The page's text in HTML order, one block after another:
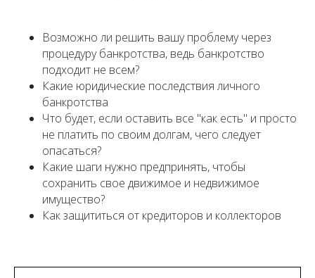
Возможно ли решить вашу проблему через
процедуру банкротства, ведь банкротство
подходит не всем?
Какие юридические последствия личного
банкротства
Что будет, если оставить все "как есть" и просто
не платить по своим долгам, чего следует
опасаться?
Какие шаги нужно предпринять, чтобы
сохранить свое движимое и недвижимое
имущество?
Как защититься от кредиторов и коллекторов